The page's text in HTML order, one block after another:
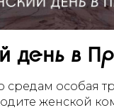
день в
средам особая
женской